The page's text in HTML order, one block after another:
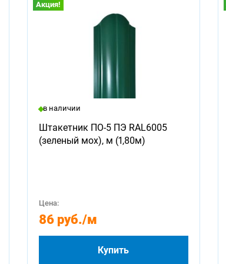
Акция!
в наличии
Штакетник ПО-5 ПЭ RAL6005
(зеленый мох), м (1,80м)
Цена:
86 руб./м
Купить